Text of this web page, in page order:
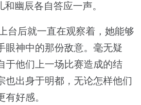
幽辰各自答应一声。
台后就一直在观察着，她能够
眼神中的那份敌意。毫无疑
于他们上一场比赛造成的结
也出身于明都，无论怎样他们
好感。